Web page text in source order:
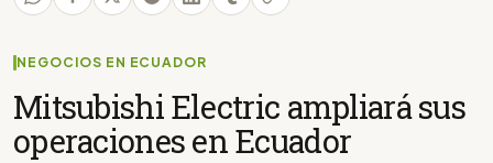
NEGOCIOS EN ECUADOR
Mitsubishi Electric ampliará sus
operaciones en Ecuador